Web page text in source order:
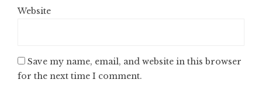
Website
Save my name, email, and website in this browser
for the next time I comment.